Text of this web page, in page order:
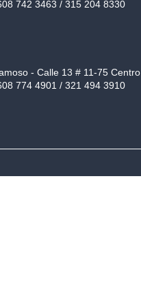
742 3463 / 315 204 8330
- Calle 13 # 11-75 Centro
774 4901 / 321 494 3910